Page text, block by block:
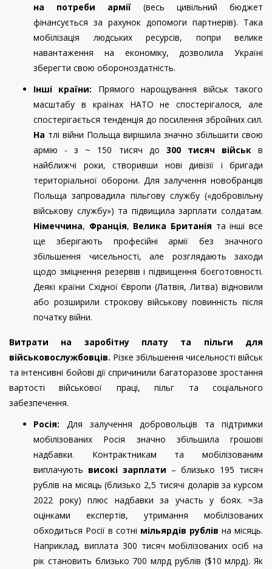
на потреби армії (весь цивільний бюджет
фінансується за рахунок допомоги партнерів). Така
мобілізація людських ресурсів, попри велике
навантаження на економіку, дозволила Україні
зберегти свою обороноздатність.
Інші країни: Прямого нарощування військ такого
масштабу в країнах НАТО не спостерігалося, але
спостерігається тенденція до посилення збройних сил.
На тлі війни Польща вирішила значно збільшити свою
армію - з ~ 150 тисяч до 300 тисяч військ в
найближчі роки, створивши нові дивізії і бригади
територіальної оборони. Для залучення новобранців
Польща запровадила пільгову службу («добровільну
військову службу») та підвищила зарплати солдатам.
Німеччина, Франція, Велика Британія та інші все
ще зберігають професійні армії без значного
збільшення чисельності, але розглядають заходи
щодо зміцнення резервів і підвищення боєготовності.
Деякі країни Східної Європи (Латвія, Литва) відновили
або розширили строкову військову повинність після
початку війни.
Витрати на заробітну плату та пільги для
військовослужбовців. Різке збільшення чисельності військ
та інтенсивні бойові дії спричинили багаторазове зростання
вартості військової праці, пільг та соціального
забезпечення.
Росія: Для залучення добровольців та підтримки
мобілізованих Росія значно збільшила грошові
надбавки. Контрактникам та мобілізованим
виплачують високі зарплати – близько 195 тисяч
рублів на місяць (близько 2,5 тисячі доларів за курсом
2022 року) плюс надбавки за участь у боях. ≈За
оцінками експертів, утримання мобілізованих
обходиться Росії в сотні мільярдів рублів на місяць.
Наприклад, виплата 300 тисяч мобілізованих осіб на
рік становить близько 700 млрд рублів ($10 млрд). Як